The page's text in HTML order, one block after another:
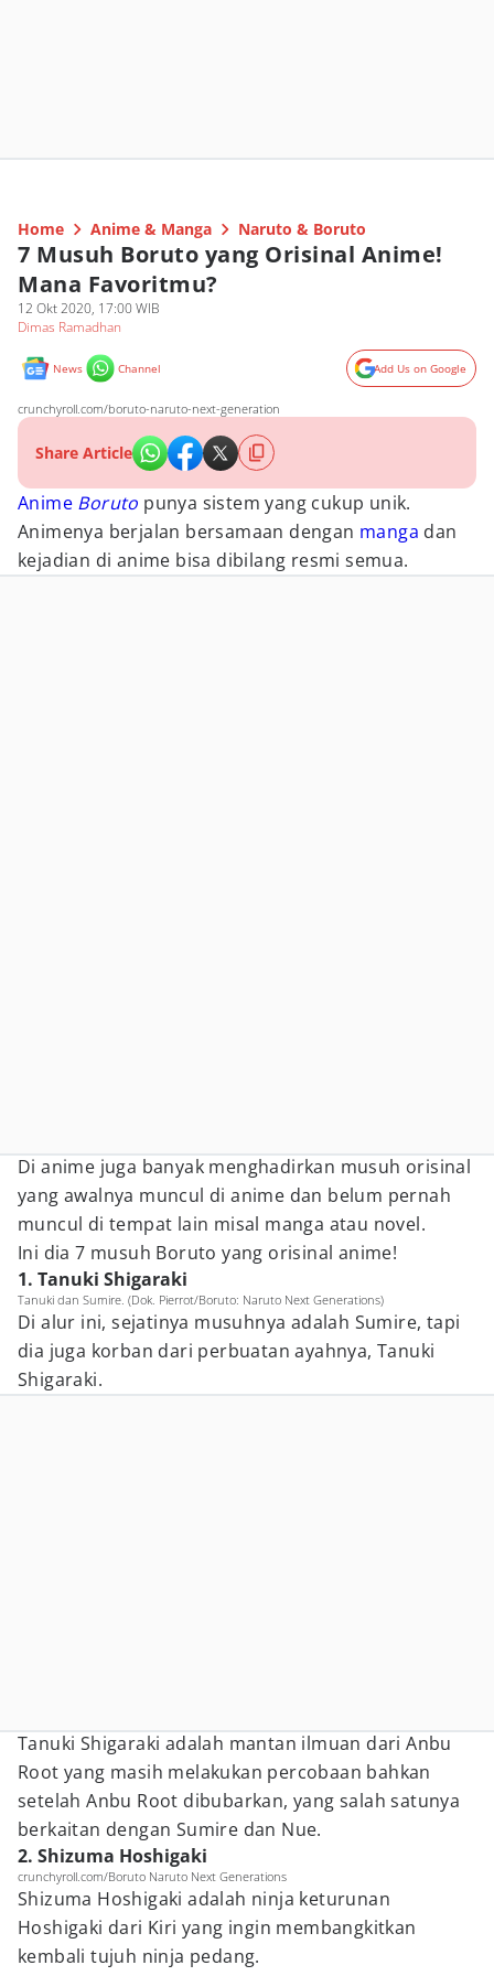
Home Anime & Manga Naruto & Boruto
7 Musuh Boruto yang Orisinal Anime!
Mana Favoritmu?
12 Okt 2020, 17:00 WIB
Dimas Ramadhan
News Channel Add Us on Google
crunchyroll.com/boruto-naruto-next-generation
Share Article
Anime Boruto punya sistem yang cukup unik.
Animenya berjalan bersamaan dengan manga dan
kejadian di anime bisa dibilang resmi semua.
Di anime juga banyak menghadirkan musuh orisinal
yang awalnya muncul di anime dan belum pernah
muncul di tempat lain misal manga atau novel.
Ini dia 7 musuh Boruto yang orisinal anime!
1. Tanuki Shigaraki
Tanuki dan Sumire. (Dok. Pierrot/Boruto: Naruto Next Generations)
Di alur ini, sejatinya musuhnya adalah Sumire, tapi
dia juga korban dari perbuatan ayahnya, Tanuki
Shigaraki.
Tanuki Shigaraki adalah mantan ilmuan dari Anbu
Root yang masih melakukan percobaan bahkan
setelah Anbu Root dibubarkan, yang salah satunya
berkaitan dengan Sumire dan Nue.
2. Shizuma Hoshigaki
crunchyroll.com/Boruto Naruto Next Generations
Shizuma Hoshigaki adalah ninja keturunan
Hoshigaki dari Kiri yang ingin membangkitkan
kembali tujuh ninja pedang.